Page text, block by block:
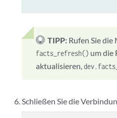
TIPP: Rufen Sie die
facts_refresh() um die
aktualisieren,
Schließen Sie die